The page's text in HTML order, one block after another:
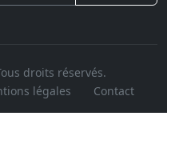
droits réservés.
légales Contact